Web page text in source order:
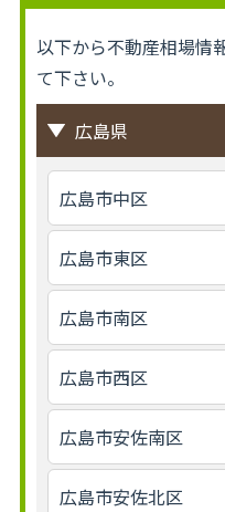
以下から不動産相場情
て下さい。
広島県
広島市中区
広島市東区
広島市南区
広島市西区
広島市安佐南区
広島市安佐北区